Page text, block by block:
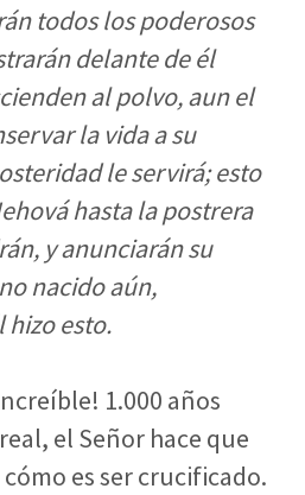
todos los poderosos
delante de él
al polvo, aun el
la vida a su
le servirá; esto
hasta la postrera
y anunciarán su
nacido aún,
hizo esto.
1.000 años
el Señor hace que
es ser crucificado.